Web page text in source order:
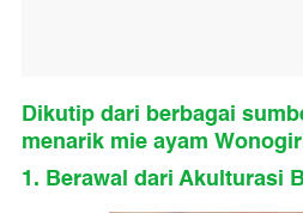
Dikutip dari berbagai
menarik mie ayam
1. Berawal dari Akulturasi